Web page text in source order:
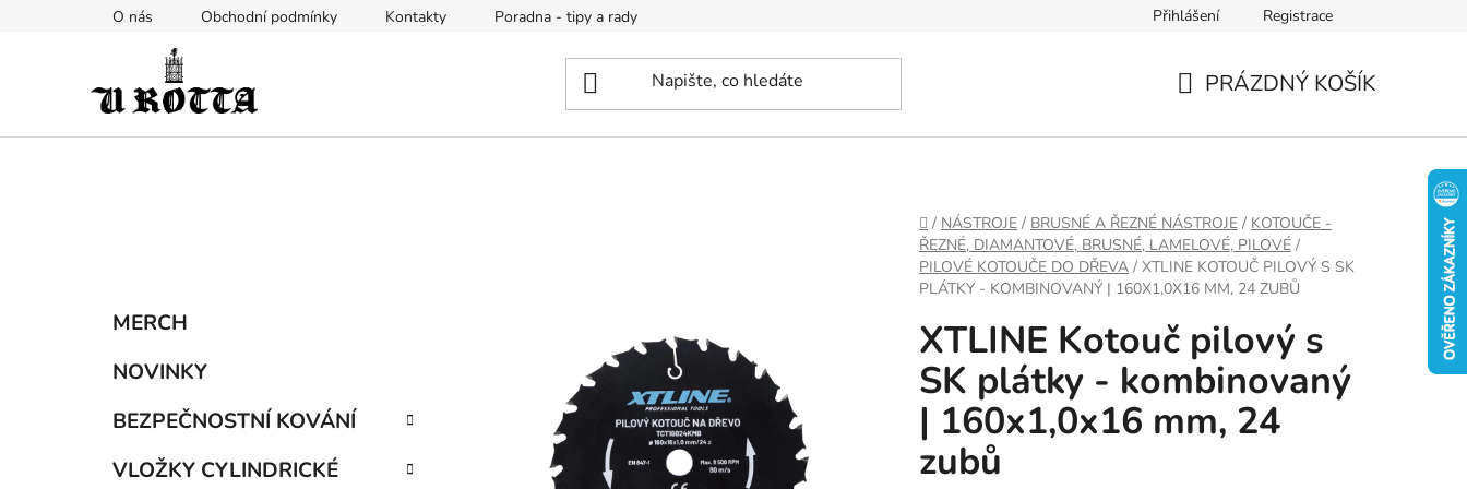
O nás Obchodní podmínky Kontakty Poradna - tipy a rady Přihlášení Registrace
PRÁZDNÝ KOŠÍK
DOMŮ
/ NÁSTROJE / BRUSNÉ A ŘEZNÉ NÁSTROJE / KOTOUČE -
ŘEZNÉ, DIAMANTOVÉ, BRUSNÉ, LAMELOVÉ, PILOVÉ /
PILOVÉ KOTOUČE DO DŘEVA / XTLINE KOTOUČ PILOVÝ S SK
PLÁTKY - KOMBINOVANÝ | 160X1,0X16 MM, 24 ZUBŮ
Přeskočit
kategorie
MERCH
NOVINKY
BEZPEČNOSTNÍ KOVÁNÍ
VLOŽKY CYLINDRICKÉ
XTLINE Kotouč pilový s
SK plátky - kombinovaný
| 160x1,0x16 mm, 24
zubů